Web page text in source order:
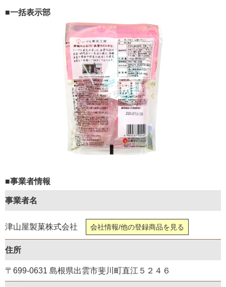
■一括表示部
■事業者情報
事業者名
津山屋製菓株式会社 会社情報/他の登録商品を見る
住所
〒699-0631 島根県出雲市斐川町直江５２４６